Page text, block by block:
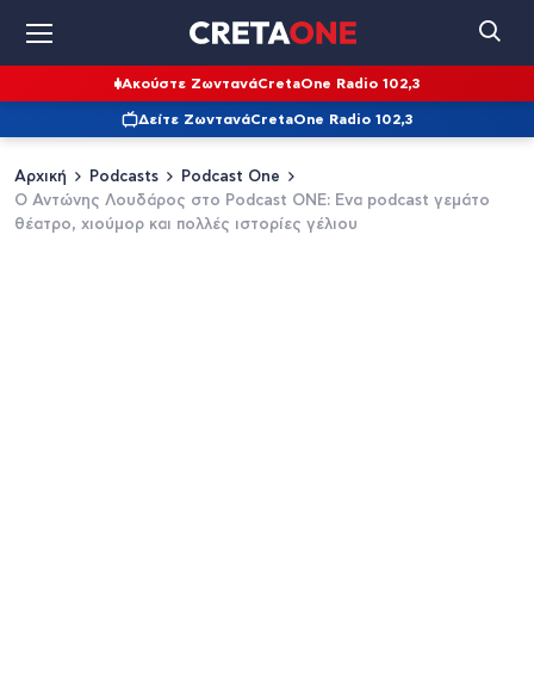
Ακούστε ΖωντανάCretaOne Radio 102,3
Δείτε ΖωντανάCretaOne Radio 102,3
Αρχική Podcasts
Podcast One
Ο Αντώνης Λουδάρος στο Podcast ONE: Ενα podcast γεμάτο
θέατρο, χιούμορ και πολλές ιστορίες γέλιου